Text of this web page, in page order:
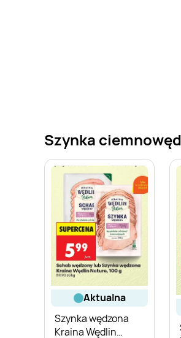
Szynka
aktualna
Szynka wędzona
Kraina Wędlin